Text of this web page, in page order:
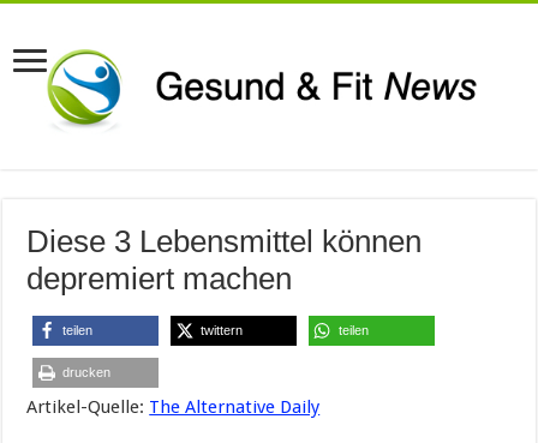
Diese 3 Lebensmittel können
depremiert machen
teilen twittern teilen
drucken
Artikel-Quelle: The Alternative Daily